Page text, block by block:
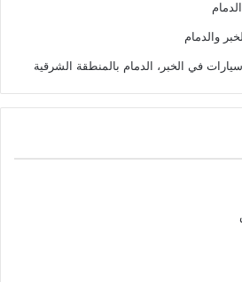
والدمام
في الخبر، الدمام بالمنطقة الشرقية